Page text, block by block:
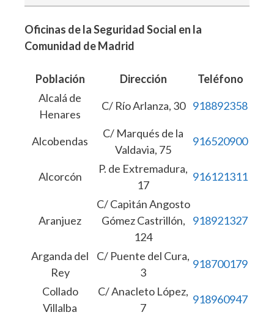
Oficinas de la Seguridad Social en la
Comunidad de Madrid
Población Dirección
Teléfono
Alcalá de
Henares
C/ Río Arlanza, 30 918892358
Alcobendas
C/ Marqués de la
Valdavia, 75
916520900
Alcorcón
P. de Extremadura,
17
916121311
Aranjuez
C/ Capitán Angosto
Gómez Castrillón,
124
918921327
Arganda del
Rey
C/ Puente del Cura,
3
918700179
Collado
Villalba
C/ Anacleto López,
7
918960947